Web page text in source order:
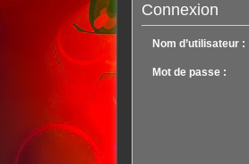
Connexion
Nom d’utilisateur :
Mot de passe :